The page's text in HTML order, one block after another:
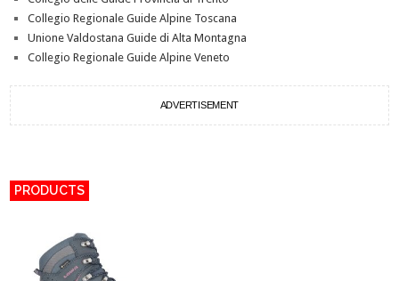
Collegio Regionale Guide Alpine Toscana
Unione Valdostana Guide di Alta Montagna
Collegio Regionale Guide Alpine Veneto
ADVERTISEMENT
PRODUCTS